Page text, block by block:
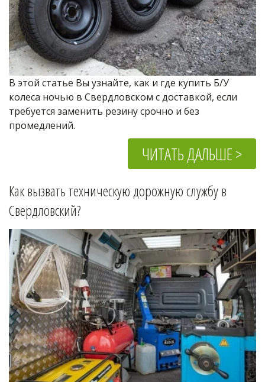
В этой статье Вы узнайте, как и где купить Б/У
колеса ночью в Свердловском с доставкой, если
требуется заменить резину срочно и без
промедлений.
ЧИТАТЬ ДАЛЬШЕ >
Свердловский?